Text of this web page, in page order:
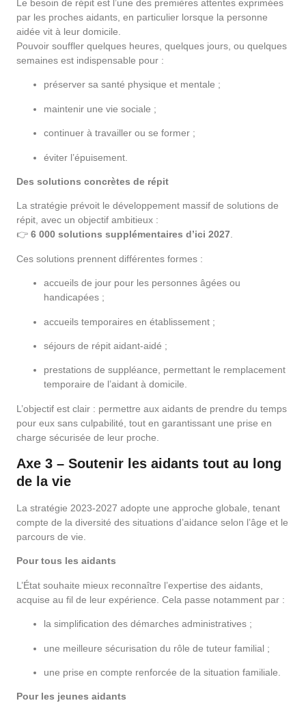
Le besoin de répit est l’une des premières attentes exprimées
par les proches aidants, en particulier lorsque la personne
aidée vit à leur domicile.
Pouvoir souffler quelques heures, quelques jours, ou quelques
semaines est indispensable pour :
préserver sa santé physique et mentale ;
maintenir une vie sociale ;
continuer à travailler ou se former ;
éviter l’épuisement.
Des solutions concrètes de répit
La stratégie prévoit le développement massif de solutions de
répit, avec un objectif ambitieux :
👉 6 000 solutions supplémentaires d’ici 2027.
Ces solutions prennent différentes formes :
accueils de jour pour les personnes âgées ou
handicapées ;
accueils temporaires en établissement ;
séjours de répit aidant-aidé ;
prestations de suppléance, permettant le remplacement
temporaire de l’aidant à domicile.
L’objectif est clair : permettre aux aidants de prendre du temps
pour eux sans culpabilité, tout en garantissant une prise en
charge sécurisée de leur proche.
Axe 3 – Soutenir les aidants tout au long
de la vie
La stratégie 2023-2027 adopte une approche globale, tenant
compte de la diversité des situations d’aidance selon l’âge et le
parcours de vie.
Pour tous les aidants
L’État souhaite mieux reconnaître l’expertise des aidants,
acquise au fil de leur expérience. Cela passe notamment par :
la simplification des démarches administratives ;
une meilleure sécurisation du rôle de tuteur familial ;
une prise en compte renforcée de la situation familiale.
Pour les jeunes aidants